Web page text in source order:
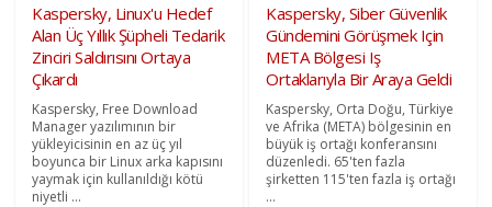
Kaspersky, Linux'u Hedef
Alan Üç Yıllık Şüpheli Tedarik
Zinciri Saldırısını Ortaya
Çıkardı
Kaspersky, Free Download
Manager yazılımının bir
yükleyicisinin en az üç yıl
boyunca bir Linux arka kapısını
yaymak için kullanıldığı kötü
niyetli ...
Kaspersky, Siber Güvenlik
Gündemini Görüşmek Için
META Bölgesi Iş
Ortaklarıyla Bir Araya Geldi
Kaspersky, Orta Doğu, Türkiye
ve Afrika (META) bölgesinin en
büyük iş ortağı konferansını
düzenledi. 65'ten fazla
şirketten 115'ten fazla iş ortağı
...